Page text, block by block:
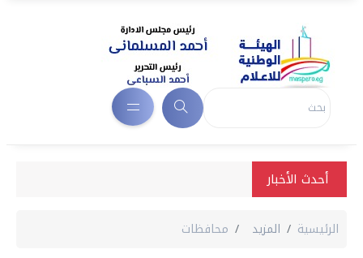
أحدث الأخبار
الرئيسية المزيد محافظات